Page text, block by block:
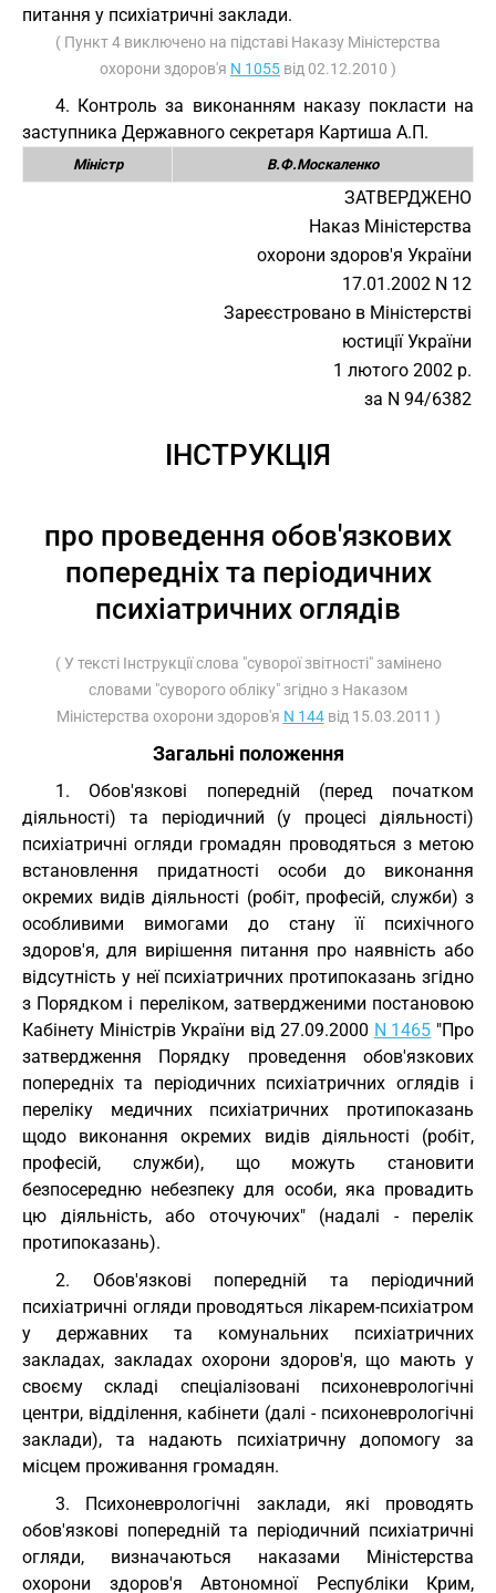
питання у психіатричні заклади.
( Пункт 4 виключено на підставі Наказу Міністерства
охорони здоров'я N 1055 від 02.12.2010 )
4. Контроль за виконанням наказу покласти на
заступника Державного секретаря Картиша А.П.
Міністр В.Ф.Москаленко
ЗАТВЕРДЖЕНО
Наказ Міністерства
охорони здоров'я України
17.01.2002 N 12
Зареєстровано в Міністерстві
юстиції України
1 лютого 2002 р.
за N 94/6382
ІНСТРУКЦІЯ
про проведення обов'язкових
попередніх та періодичних
психіатричних оглядів
( У тексті Інструкції слова "суворої звітності" замінено
словами "суворого обліку" згідно з Наказом
Міністерства охорони здоров'я N 144від 15.03.2011 )
Загальні положення
1. Обов'язкові попередній (перед початком
діяльності) та періодичний (у процесі діяльності)
психіатричні огляди громадян проводяться з метою
встановлення придатності особи до виконання
окремих видів діяльності (робіт, професій, служби) з
особливими вимогами до стану її психічного
здоров'я, для вирішення питання про наявність або
відсутність у неї психіатричних протипоказань згідно
з Порядком і переліком, затвердженими постановою
Кабінету Міністрів України від 27.09.2000 N 1465 "Про
затвердження Порядку проведення обов'язкових
попередніх та періодичних психіатричних оглядів і
переліку медичних психіатричних протипоказань
щодо виконання окремих видів діяльності (робіт,
професій, служби), що можуть становити
безпосередню небезпеку для особи, яка провадить
цю діяльність, або оточуючих" (надалі - перелік
протипоказань).
2. Обов'язкові попередній та періодичний
психіатричні огляди проводяться лікарем-психіатром
у державних та комунальних психіатричних
закладах, закладах охорони здоров'я, що мають у
своєму складі спеціалізовані психоневрологічні
центри, відділення, кабінети (далі - психоневрологічні
заклади), та надають психіатричну допомогу за
місцем проживання громадян.
3. Психоневрологічні заклади, які проводять
обов'язкові попередній та періодичний психіатричні
огляди, визначаються наказами Міністерства
охорони здоров'я Автономної Республіки Крим,